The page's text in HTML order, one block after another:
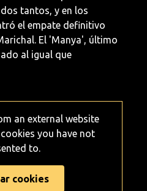
tantos, y en los
el empate definitivo
El 'Manya', último
al igual que
an external website
cookies you have not
to.
cookies